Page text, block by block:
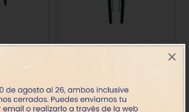
×
Postes metálicos
Precio
Consultar